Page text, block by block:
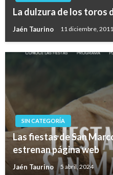
La dulzura de los toros
Jaén Taurino 11 diciembre, 2011
SIN CATEGORÍA
Las fiestas de San
estrenan página web
Jaén Taurino 5 abril, 2024